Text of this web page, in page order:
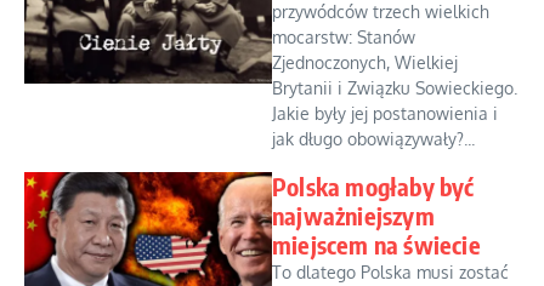
przywódców trzech wielkich
mocarstw: Stanów
Zjednoczonych, Wielkiej
Brytanii i Związku Sowieckiego.
Jakie były jej postanowienia i
jak długo obowiązywały?...
Polska mogłaby być
najważniejszym
miejscem na świecie
To dlatego Polska musi zostać